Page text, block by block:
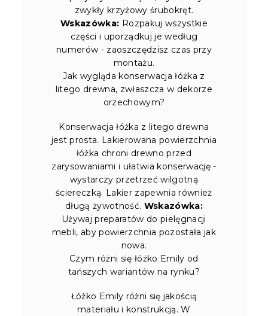
zwykły krzyżowy śrubokręt.
Wskazówka: Rozpakuj wszystkie
części i uporządkuj je według
numerów - zaoszczędzisz czas przy
montażu.
Jak wygląda konserwacja łóżka z
litego drewna, zwłaszcza w dekorze
orzechowym?
Konserwacja łóżka z litego drewna
jest prosta. Lakierowana powierzchnia
łóżka chroni drewno przed
zarysowaniami i ułatwia konserwację -
wystarczy przetrzeć wilgotną
ściereczką. Lakier zapewnia również
długą żywotność. Wskazówka:
Używaj preparatów do pielęgnacji
mebli, aby powierzchnia pozostała jak
nowa.
Czym różni się łóżko Emily od
tańszych wariantów na rynku?
Łóżko Emily różni się jakością
materiału i konstrukcją. W